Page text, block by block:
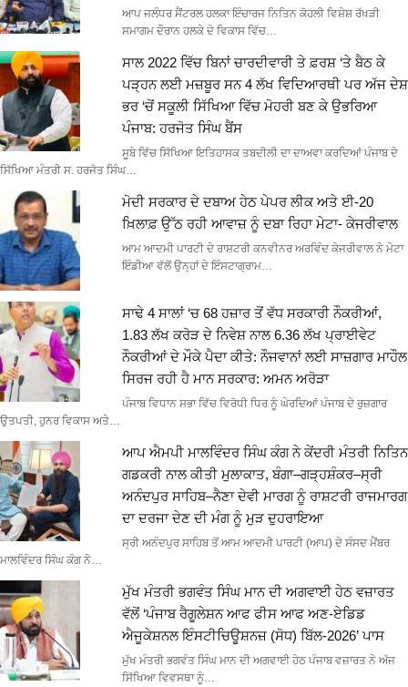
ਆਪ ਜਲੰਧਰ ਸੈਂਟਰਲ ਹਲਕਾ ਇੰਚਾਰਜ ਨਿਤਿਨ ਕੋਹਲੀ ਵਿਸ਼ੇਸ਼ ਰੱਖੜੀ
ਸਮਾਗਮ ਦੌਰਾਨ ਹਲਕੇ ਦੇ ਵਿਕਾਸ ਵਿੱਚ…
ਸਾਲ 2022 ਵਿੱਚ ਬਿਨਾਂ ਚਾਰਦੀਵਾਰੀ ਤੇ ਫ਼ਰਸ਼ ‘ਤੇ ਬੈਠ ਕੇ
ਪੜ੍ਹਨ ਲਈ ਮਜ਼ਬੂਰ ਸਨ 4 ਲੱਖ ਵਿਦਿਆਰਥੀ ਪਰ ਅੱਜ ਦੇਸ਼
ਭਰ ‘ਚੋਂ ਸਕੂਲੀ ਸਿੱਖਿਆ ਵਿੱਚ ਮੋਹਰੀ ਬਣ ਕੇ ਉਭਰਿਆ
ਪੰਜਾਬ: ਹਰਜੋਤ ਸਿੰਘ ਬੈਂਸ
ਸੂਬੇ ਵਿੱਚ ਸਿੱਖਿਆ ਇਤਿਹਾਸਕ ਤਬਦੀਲੀ ਦਾ ਦਾਅਵਾ ਕਰਦਿਆਂ ਪੰਜਾਬ ਦੇ
ਸਿੱਖਿਆ ਮੰਤਰੀ ਸ. ਹਰਜੋਤ ਸਿੰਘ…
ਮੋਦੀ ਸਰਕਾਰ ਦੇ ਦਬਾਅ ਹੇਠ ਪੇਪਰ ਲੀਕ ਅਤੇ ਈ-20
ਖ਼ਿਲਾਫ਼ ਉੱਠ ਰਹੀ ਆਵਾਜ਼ ਨੂੰ ਦਬਾ ਰਿਹਾ ਮੇਟਾ- ਕੇਜਰੀਵਾਲ
ਆਮ ਆਦਮੀ ਪਾਰਟੀ ਦੇ ਰਾਸ਼ਟਰੀ ਕਨਵੀਨਰ ਅਰਵਿੰਦ ਕੇਜਰੀਵਾਲ ਨੇ ਮੇਟਾ
ਇੰਡੀਆ ਵੱਲੋਂ ਉਨ੍ਹਾਂ ਦੇ ਇੰਸਟਾਗ੍ਰਾਮ…
ਸਾਢੇ 4 ਸਾਲਾਂ ‘ਚ 68 ਹਜ਼ਾਰ ਤੋਂ ਵੱਧ ਸਰਕਾਰੀ ਨੌਕਰੀਆਂ,
1.83 ਲੱਖ ਕਰੋੜ ਦੇ ਨਿਵੇਸ਼ ਨਾਲ 6.36 ਲੱਖ ਪ੍ਰਾਈਵੇਟ
ਨੌਕਰੀਆਂ ਦੇ ਮੌਕੇ ਪੈਦਾ ਕੀਤੇ: ਨੌਜਵਾਨਾਂ ਲਈ ਸਾਜ਼ਗਾਰ ਮਾਹੌਲ
ਸਿਰਜ ਰਹੀ ਹੈ ਮਾਨ ਸਰਕਾਰ: ਅਮਨ ਅਰੋੜਾ
ਪੰਜਾਬ ਵਿਧਾਨ ਸਭਾ ਵਿੱਚ ਵਿਰੋਧੀ ਧਿਰ ਨੂੰ ਘੇਰਦਿਆਂ ਪੰਜਾਬ ਦੇ ਰੁਜ਼ਗਾਰ
ਉਤਪਤੀ, ਹੁਨਰ ਵਿਕਾਸ ਅਤੇ…
ਆਪ ਐਮਪੀ ਮਾਲਵਿੰਦਰ ਸਿੰਘ ਕੰਗ ਨੇ ਕੇਂਦਰੀ ਮੰਤਰੀ ਨਿਤਿਨ
ਗਡਕਰੀ ਨਾਲ ਕੀਤੀ ਮੁਲਾਕਾਤ, ਬੰਗਾ–ਗੜ੍ਹਸ਼ੰਕਰ–ਸ੍ਰੀ
ਅਨੰਦਪੁਰ ਸਾਹਿਬ–ਨੈਣਾ ਦੇਵੀ ਮਾਰਗ ਨੂੰ ਰਾਸ਼ਟਰੀ ਰਾਜਮਾਰਗ
ਦਾ ਦਰਜਾ ਦੇਣ ਦੀ ਮੰਗ ਨੂੰ ਮੁੜ ਦੁਹਰਾਇਆ
ਸ੍ਰੀ ਅਨੰਦਪੁਰ ਸਾਹਿਬ ਤੋਂ ਆਮ ਆਦਮੀ ਪਾਰਟੀ (ਆਪ) ਦੇ ਸੰਸਦ ਮੈਂਬਰ
ਮਾਲਵਿੰਦਰ ਸਿੰਘ ਕੰਗ ਨੇ…
ਮੁੱਖ ਮੰਤਰੀ ਭਗਵੰਤ ਸਿੰਘ ਮਾਨ ਦੀ ਅਗਵਾਈ ਹੇਠ ਵਜ਼ਾਰਤ
ਵੱਲੋਂ ‘ਪੰਜਾਬ ਰੈਗੂਲੇਸ਼ਨ ਆਫ ਫੀਸ ਆਫ ਅਣ-ਏਡਿਡ
ਐਜੂਕੇਸ਼ਨਲ ਇੰਸਟੀਚਿਊਸ਼ਨਜ਼ (ਸੋਧ) ਬਿੱਲ-2026’ ਪਾਸ
ਮੁੱਖ ਮੰਤਰੀ ਭਗਵੰਤ ਸਿੰਘ ਮਾਨ ਦੀ ਅਗਵਾਈ ਹੇਠ ਪੰਜਾਬ ਵਜ਼ਾਰਤ ਨੇ ਅੱਜ
ਸਿੱਖਿਆ ਵਿਵਸਥਾ ਨੂੰ…